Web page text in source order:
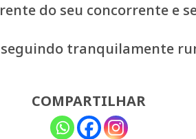
do seu concorrente e
seguindo tranquilamente
COMPARTILHAR